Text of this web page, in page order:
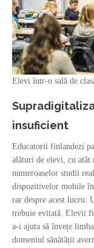
Elevi într-o sală de
insuficient
Educatorii finlandezi
alături de elevi, cu
numeroaselor studii
dispozitivelor mobile
rar despre acest lucru.
trebuie evitată. Elevii
a-i ajuta să învețe
domeniul sănătății